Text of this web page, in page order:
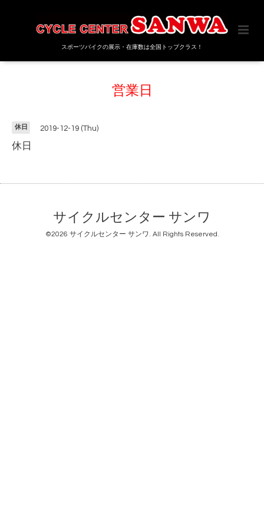
スポーツバイクの展示・在庫数は全国トップクラス！
営業日
休日 2019-12-19 (Thu)
休日
サイクルセンター サンワ
©2026 サイクルセンター サンワ. All Rights Reserved.